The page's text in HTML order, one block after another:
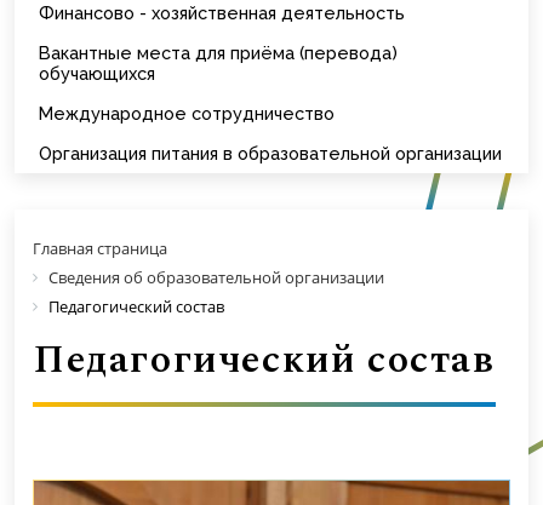
Финансово - хозяйственная деятельность
Вакантные места для приёма (перевода)
обучающихся
Международное сотрудничество
Организация питания в образовательной организации
Главная страница
Сведения об образовательной организации
Педагогический состав
Педагогический состав